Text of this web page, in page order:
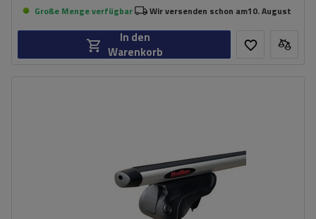
Große Menge verfügbar Wir versenden schon am10. August
In den
Warenkorb